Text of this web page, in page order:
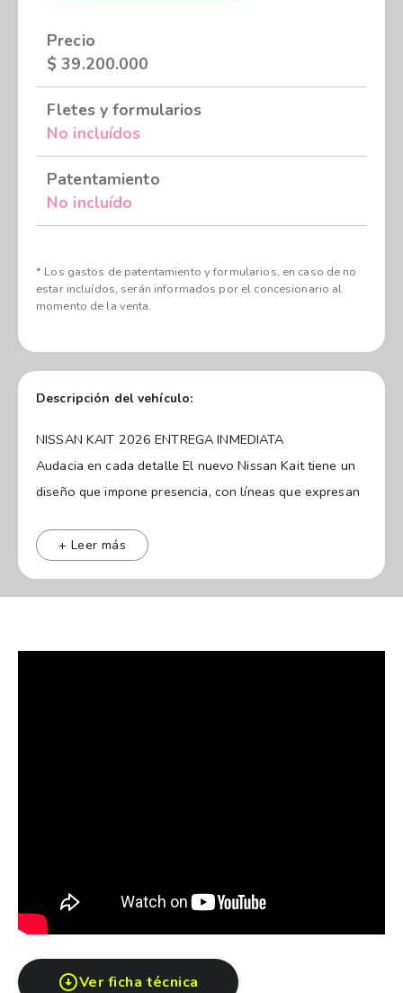
Precio
$ 39.200.000
Fletes y formularios
No incluídos
Patentamiento
No incluído
* Los gastos de patentamiento y formularios, en caso de no
estar incluídos, serán informados por el concesionario al
momento de la venta.
Descripción del vehículo:
NISSAN KAIT 2026 ENTREGA INMEDIATA
Audacia en cada detalle El nuevo Nissan Kait tiene un
diseño que impone presencia, con líneas que expresan
en cualquier camino. Cuenta con un espacio amplio y
y placentero. Disfrutá de la libertad de moverte y llevar
forma inalámbrica con Apple CarPlay® y Android
+ Leer más
Ver ficha técnica